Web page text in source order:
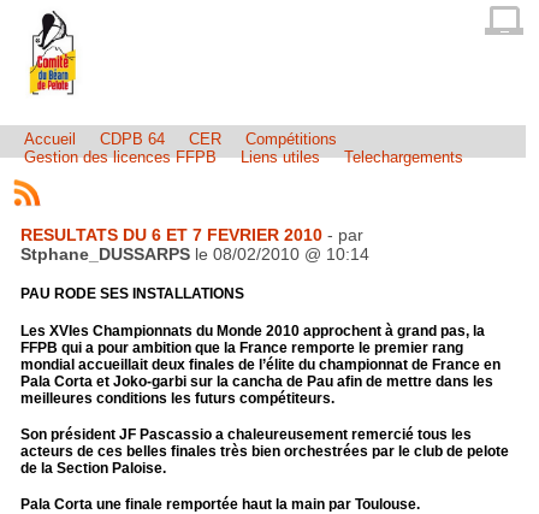
Accueil CDPB 64 CER
Compétitions
Gestion des licences FFPB
Liens utiles Telechargements
RESULTATS DU 6 ET 7 FEVRIER 2010 - par
Stphane_DUSSARPS le 08/02/2010 @ 10:14
PAU RODE SES INSTALLATIONS
Les XVIes Championnats du Monde 2010 approchent à grand pas, la
FFPB qui a pour ambition que la France remporte le premier rang
mondial accueillait deux finales de l’élite du championnat de France en
Pala Corta et Joko-garbi sur la cancha de Pau afin de mettre dans les
meilleures conditions les futurs compétiteurs.
Son président JF Pascassio a chaleureusement remercié tous les
acteurs de ces belles finales très bien orchestrées par le club de pelote
de la Section Paloise.
Pala Corta une finale remportée haut la main par Toulouse.